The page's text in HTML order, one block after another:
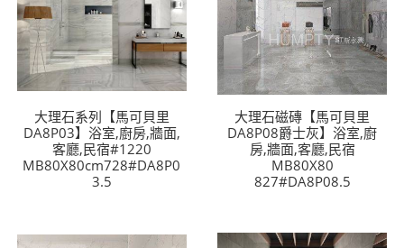
號約10分鐘
原Line已滿 無法加Line好友 請親愛的客戶加入
LINE官方帳號@a0975005573
大理石系列【馬可貝里
DA8P03】浴室,廚房,牆面,
客廳,民宿#1220
MB80X80cm728#DA8P0
3.5
大理石磁磚【馬可貝里
DA8P08爵士灰】浴室,廚
房,牆面,客廳,民宿
MB80X80
827#DA8P08.5